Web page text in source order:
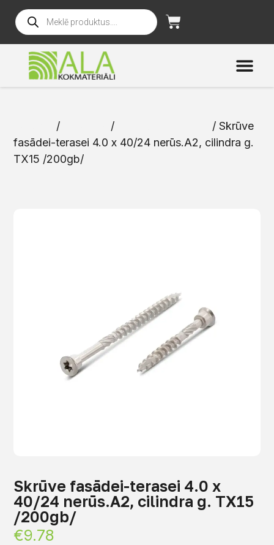
/ /
/ Skrūve
fasādei-terasei 4.0 x 40/24 nerūs.A2, cilindra g.
TX15 /200gb/
Skrūve fasādei-terasei 4.0 x
40/24 nerūs.A2, cilindra g. TX15
/200gb/
€9.78